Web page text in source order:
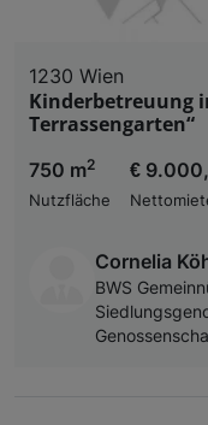
1230 Wien
Kinderbetreuung
Terrassengarten“
750 m2
Nutzfläche
€
Cornelia
BWS